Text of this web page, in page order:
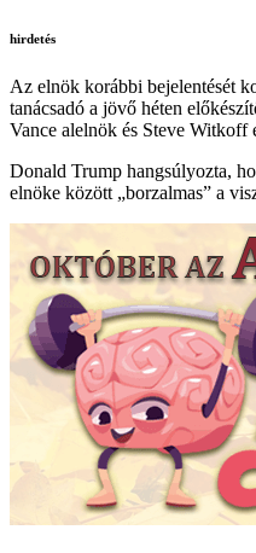
hirdetés
Az elnök korábbi bejelentését
tanácsadó a jövő héten
Vance alelnök és Steve
Donald Trump hangsúlyozta,
elnöke között „borzalmas” a